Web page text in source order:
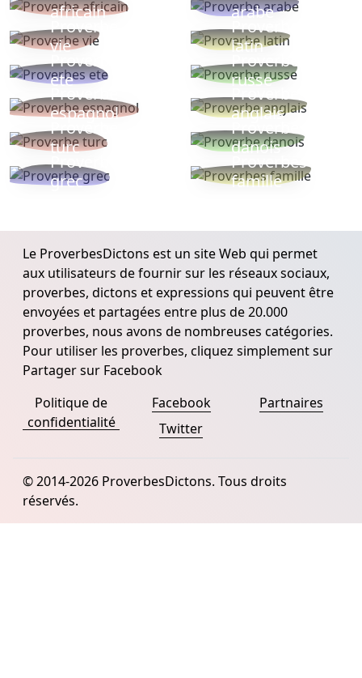
africain
arabe
Proverbe
vie
Proverbe
latin
Proverbes
ete
Proverbe
russe
Proverbe
espagnol
Proverbe
anglais
Proverbe
turc
Proverbe
danois
Proverbe
grec
Proverbes
famille
Le ProverbesDictons est un site Web qui permet
aux utilisateurs de fournir sur les réseaux sociaux,
proverbes, dictons et expressions qui peuvent être
envoyées et partagées entre plus de 20.000
proverbes, nous avons de nombreuses catégories.
Pour utiliser les proverbes, cliquez simplement sur
Partager sur Facebook
Politique de
confidentialité
Facebook
Twitter
Partnaires
© 2014-2026 ProverbesDictons. Tous droits
réservés.